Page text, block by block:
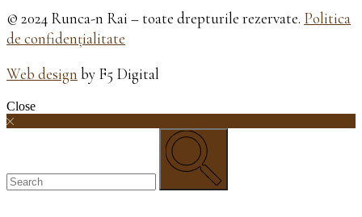
© 2024 Runca-n Rai – toate drepturile rezervate. Politica
de confidențialitate
Web design by F5 Digital
Close